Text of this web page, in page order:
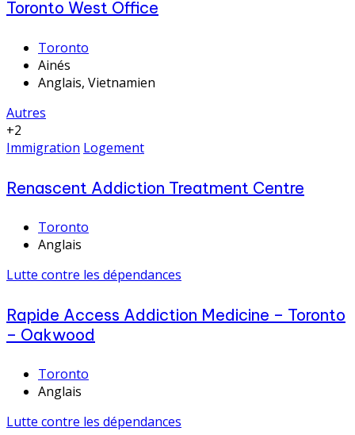
Toronto West Office
Toronto
Ainés
Anglais, Vietnamien
Autres
+2
Immigration Logement
Renascent Addiction Treatment Centre
Toronto
Anglais
Lutte contre les dépendances
Rapide Access Addiction Medicine – Toronto
– Oakwood
Toronto
Anglais
Lutte contre les dépendances